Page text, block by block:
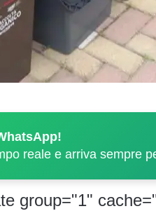
reale e arriva sempre
group="1"